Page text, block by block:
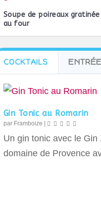
Soupe de poireaux gratinée
au four
COCKTAILS
Gin Tonic au Romarin
par Framboize
Un gin tonic avec le
domaine de Provence